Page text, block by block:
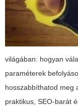
világában: hogyan
paraméterek
hosszabbíthatod meg
praktikus, SEO-barát